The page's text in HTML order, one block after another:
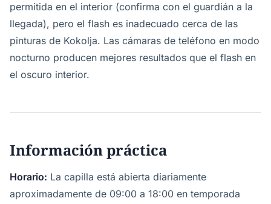
permitida en el interior (confirma con el guardián a la
llegada), pero el flash es inadecuado cerca de las
pinturas de Kokolja. Las cámaras de teléfono en modo
nocturno producen mejores resultados que el flash en
el oscuro interior.
Información práctica
Horario: La capilla está abierta diariamente
aproximadamente de 09:00 a 18:00 en temporada